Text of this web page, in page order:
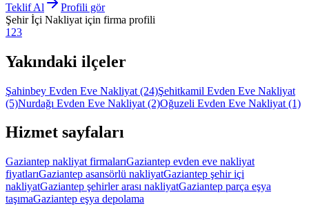
Teklif Al
Profili gör
Şehir İçi Nakliyat için firma profili
1 23
Yakındaki ilçeler
Şahinbey Evden Eve Nakliyat (24)Şehitkamil Evden Eve Nakliyat
(5)Nurdağı Evden Eve Nakliyat (2)Oğuzeli Evden Eve Nakliyat (1)
Hizmet sayfaları
Gaziantep nakliyat firmalarıGaziantep evden eve nakliyat
fiyatlarıGaziantep asansörlü nakliyatGaziantep şehir içi
nakliyatGaziantep şehirler arası nakliyatGaziantep parça eşya
taşımaGaziantep eşya depolama